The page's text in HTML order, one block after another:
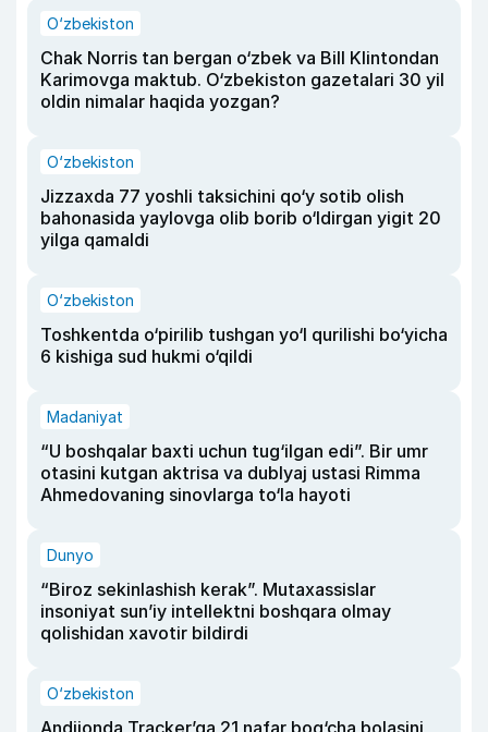
O‘zbekiston
Chak Norris tan bergan o‘zbek va Bill Klintondan
Karimovga maktub. O‘zbekiston gazetalari 30 yil
oldin nimalar haqida yozgan?
O‘zbekiston
Jizzaxda 77 yoshli taksichini qo‘y sotib olish
bahonasida yaylovga olib borib o‘ldirgan yigit 20
yilga qamaldi
O‘zbekiston
Toshkentda o‘pirilib tushgan yo‘l qurilishi bo‘yicha
6 kishiga sud hukmi o‘qildi
Madaniyat
“U boshqalar baxti uchun tug‘ilgan edi”. Bir umr
otasini kutgan aktrisa va dublyaj ustasi Rimma
Ahmedovaning sinovlarga to‘la hayoti
Dunyo
“Biroz sekinlashish kerak”. Mutaxassislar
insoniyat sun’iy intellektni boshqara olmay
qolishidan xavotir bildirdi
O‘zbekiston
Andijonda Tracker’ga 21 nafar bog‘cha bolasini